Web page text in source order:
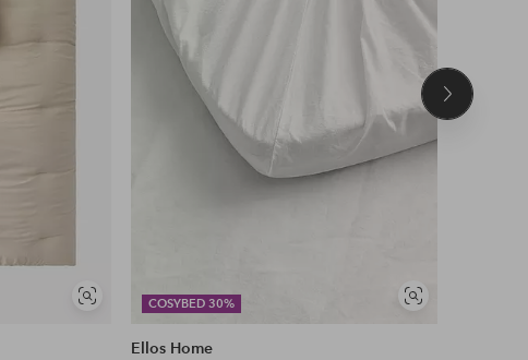
Näytä
COSYBED 30%
Näytä
Ellos Home
Seuraava